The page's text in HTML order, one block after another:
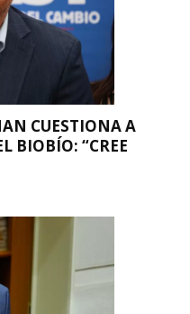
CUESTIONA A
BIOBÍO: “CREE